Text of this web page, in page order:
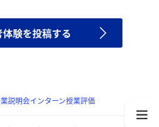
験を投稿する
説明会インターン授業評価